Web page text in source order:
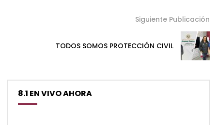
Siguiente Publicación
TODOS SOMOS PROTECCIÓN CIVIL
8.1 EN VIVO AHORA